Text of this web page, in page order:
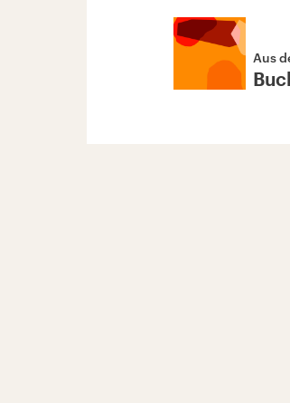
Aus